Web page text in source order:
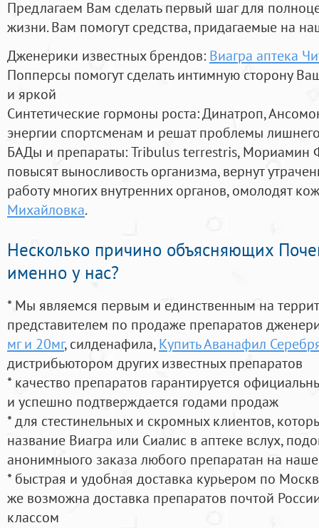
Предлагаем Вам сделать первый шаг для
жизни. Вам помогут средства, придагаемые на
Дженерики известных брендов: Виагра аптека
Попперсы помогут сделать интимную сторону
и яркой
Синтетические гормоны роста: Динатроп,
энергии спортсменам и решат проблемы
БАДы и препараты:Tribulus terrestris, Мориамин
повысят выносливость организма, вернут
работу многих внутренних органов, омолодят
Михайловка.
Несколько причино объясняющих
именно у нас?
* Мы являемся первым и единственным на
представителем по продаже препаратов
мг и 20мг, силденафила, Купить Аванафил
дистрибьютором других известных препаратов
* качество препаратов гарантируется
и успешно подтверждается годами продаж
* для стестинельных и скромных клиентов,
название Виагра или Сиалис в аптеке вслух,
анонимныого заказа любого препаратан на
* быстрая и удобная доставка курьером по
же возможна доставка препаратов почтой
классом